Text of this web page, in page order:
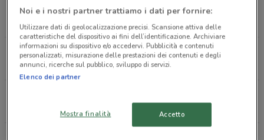
CORSO PESCHIERA 317/A Torino
4.6 km
VIA GIANFRANCESCO RE 15 Torino
4.6 km
5.1 km
Noi e i nostri partner trattiamo i dati per fornire:
Utilizzare dati di geolocalizzazione precisi. Scansione attiva delle
caratteristiche del dispositivo ai fini dell’identificazione. Archiviare
informazioni su dispositivo e/o accedervi. Pubblicità e contenuti
personalizzati, misurazione delle prestazioni dei contenuti e degli
annunci, ricerche sul pubblico, sviluppo di servizi.
Elenco dei partner
Mostra finalità Accetto